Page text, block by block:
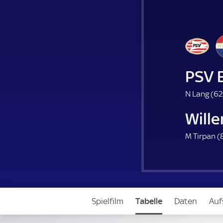
PSV
N Lang (
M Tirpan (
Spielfilm Tabelle Daten